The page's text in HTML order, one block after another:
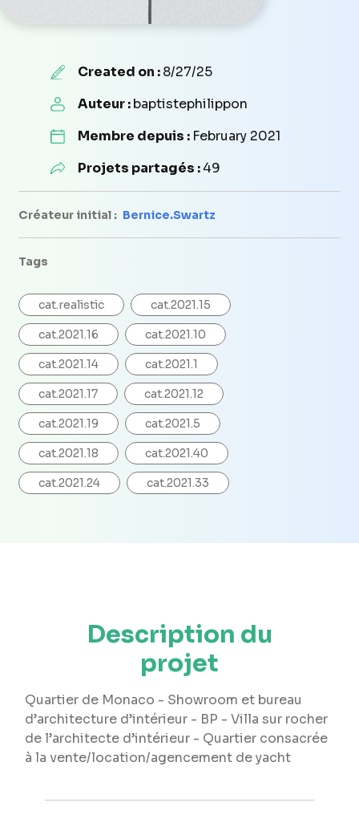
Created on :8/27/25
Auteur :baptistephilippon
Membre depuis : February 2021
Projets partagés :49
Créateur initial : Bernice.Swartz
Tags
cat.realistic cat.2021.15
cat.2021.16 cat.2021.10
cat.2021.14 cat.2021.1
cat.2021.17 cat.2021.12
cat.2021.19 cat.2021.5
cat.2021.18 cat.2021.40
cat.2021.24 cat.2021.33
Description du
projet
Quartier de Monaco - Showroom et bureau
d’architecture d’intérieur - BP - Villa sur rocher
de l’architecte d’intérieur - Quartier consacrée
à la vente/location/agencement de yacht